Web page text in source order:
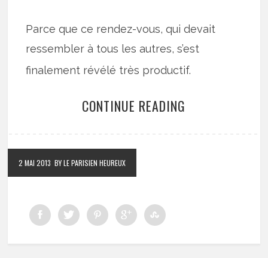
Parce que ce rendez-vous, qui devait
ressembler à tous les autres, s’est
finalement révélé très productif.
CONTINUE READING
2 MAI 2013 BY LE PARISIEN HEUREUX